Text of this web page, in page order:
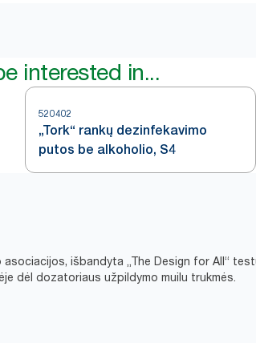
interested in...
520402
„Tork“ rankų dezinfekavimo
putos be alkoholio, S4
išbandyta „The Design for All“
dėl dozatoriaus užpildymo muilu trukmės.